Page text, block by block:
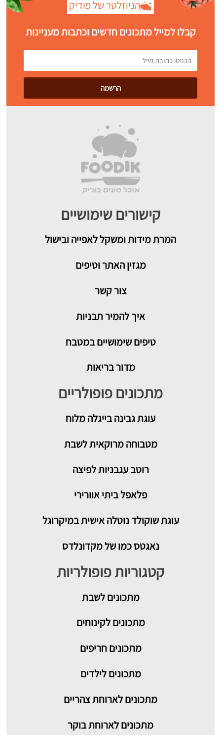
הניוזלטר של פודיק
קבלו למייל מתכונים חדשים וכתבות מעניינות
קישורים שימושיים
המרת מידות ומשקל לאפייה ובישול
מגזין האתר וטיפים
צור קשר
איך להמיר תבניות
טיפים שימושיים במטבח
מדור בריאות
מתכונים פופולריים
עוגת גבינה בייגלה מלוח
מטבוחה מרוקאית לשבת
רוטב עגבניות לפיצה
פלאפל ביתי אוורירי
עוגת שוקולד נוטלה אישית במיקרוגל
נאגטס כמו של מקדונלדס
קטגוריות פופולריות
מתכוניםלשבת
מתכונים לקינוחים
מתכונים חריפים
מתכונים לילדים
מתכונים לארוחת צהריים
מתכונים לארוחת בוקר